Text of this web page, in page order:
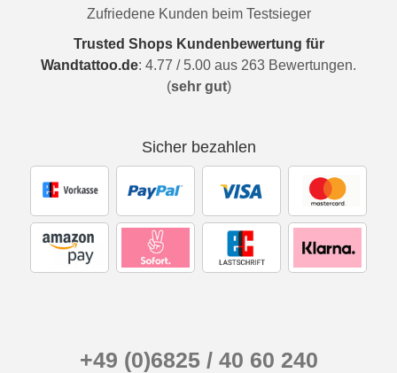
Zufriedene Kunden beim Testsieger
Trusted Shops Kundenbewertung für
Wandtattoo.de: 4.77 / 5.00 aus 263 Bewertungen.
(sehr gut)
Sicher bezahlen
+49 (0)6825 / 40 60 240